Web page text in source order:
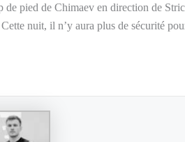
pied de Chimaev en direction de
nuit, il n’y aura plus de sécurité